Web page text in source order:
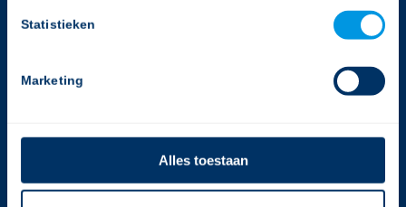
Statistieken
Marketing
Alles toestaan
020-2050988
bekijk onze privacy policy